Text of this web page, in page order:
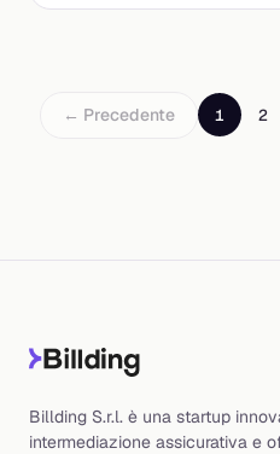
← Precedente 1 2
Billding S.r.l. è una startup
intermediazione assicurativa e